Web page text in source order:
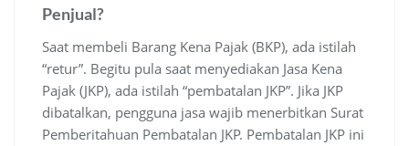
Penjual?
Saat membeli Barang Kena Pajak (BKP), ada istilah
“retur”. Begitu pula saat menyediakan Jasa Kena
Pajak (JKP), ada istilah “pembatalan JKP”. Jika JKP
dibatalkan, pengguna jasa wajib menerbitkan Surat
Pemberitahuan Pembatalan JKP. Pembatalan JKP ini